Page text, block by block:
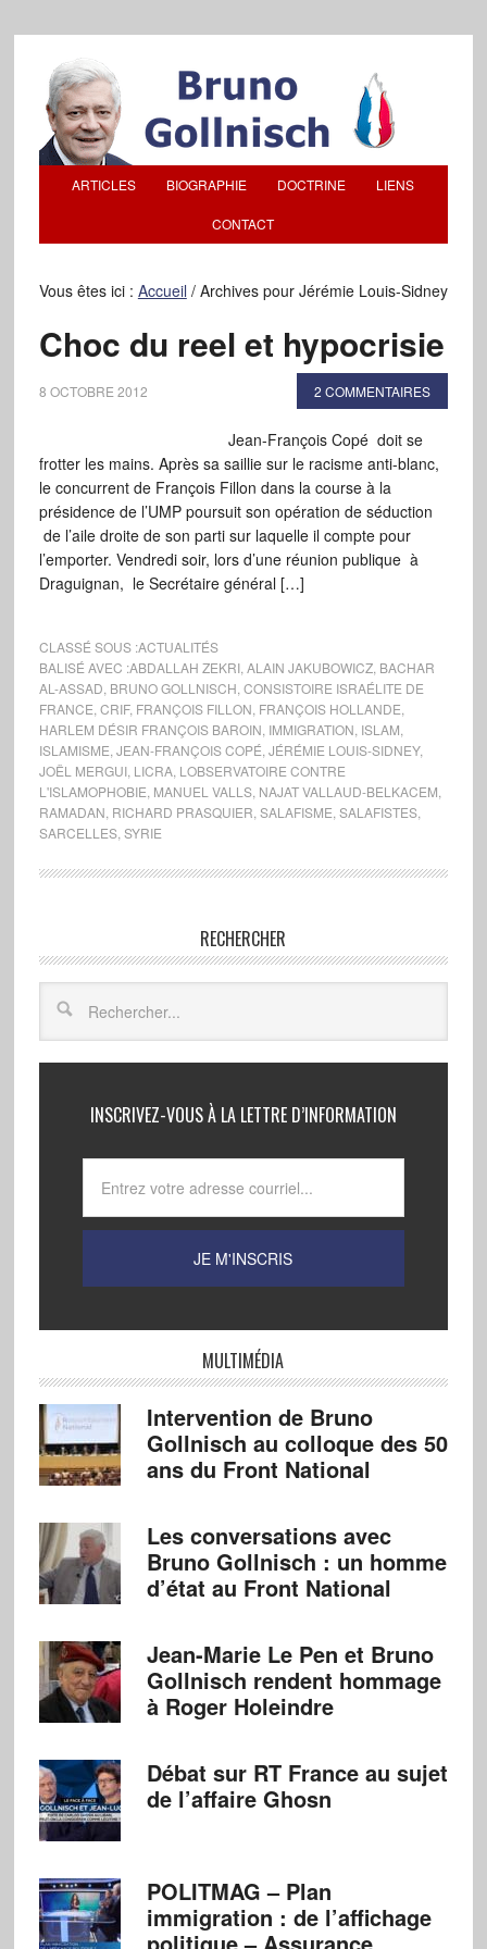
ARTICLES BIOGRAPHIE DOCTRINE LIENS
CONTACT
Vous êtes ici : Accueil /Archives pour Jérémie Louis-Sidney
Choc du reel et hypocrisie
8 OCTOBRE 2012 2 COMMENTAIRES
Jean-François Copé doit se
frotter les mains. Après sa saillie sur le racisme anti-blanc,
le concurrent de François Fillon dans la course à la
présidence de l’UMP poursuit son opération de séduction
de l’aile droite de son parti sur laquelle il compte pour
l’emporter. Vendredi soir, lors d’une réunion publique à
Draguignan, le Secrétaire général […]
CLASSÉ SOUS :ACTUALITÉS
BALISÉ AVEC :ABDALLAH ZEKRI, ALAIN JAKUBOWICZ, BACHAR
AL-ASSAD BRUNO GOLLNISCH CONSISTOIRE ISRAÉLITE DE
FRANCE CRIF, FRANÇOIS FILLON FRANÇOIS HOLLANDE
HARLEM DÉSIR FRANÇOIS BAROIN IMMIGRATION ISLAM
ISLAMISME JEAN-FRANÇOIS COPÉ JÉRÉMIE LOUIS-SIDNEY,
JOËL MERGUI, LICRA, LOBSERVATOIRE CONTRE
L'ISLAMOPHOBIE MANUEL VALLS, NAJAT VALLAUD-BELKACEM
RAMADAN RICHARD PRASQUIER SALAFISME SALAFISTES,
SARCELLES, SYRIE
RECHERCHER
INSCRIVEZ-VOUS À LA LETTRE D’INFORMATION
MULTIMÉDIA
Intervention de Bruno
Gollnisch au colloque des 50
ans du Front National
Les conversations avec
Bruno Gollnisch : un homme
d’état au Front National
Jean-Marie Le Pen et Bruno
Gollnisch rendent hommage
à Roger Holeindre
Débat sur RT France au sujet
de l’affaire Ghosn
POLITMAG – Plan
immigration : de l’affichage